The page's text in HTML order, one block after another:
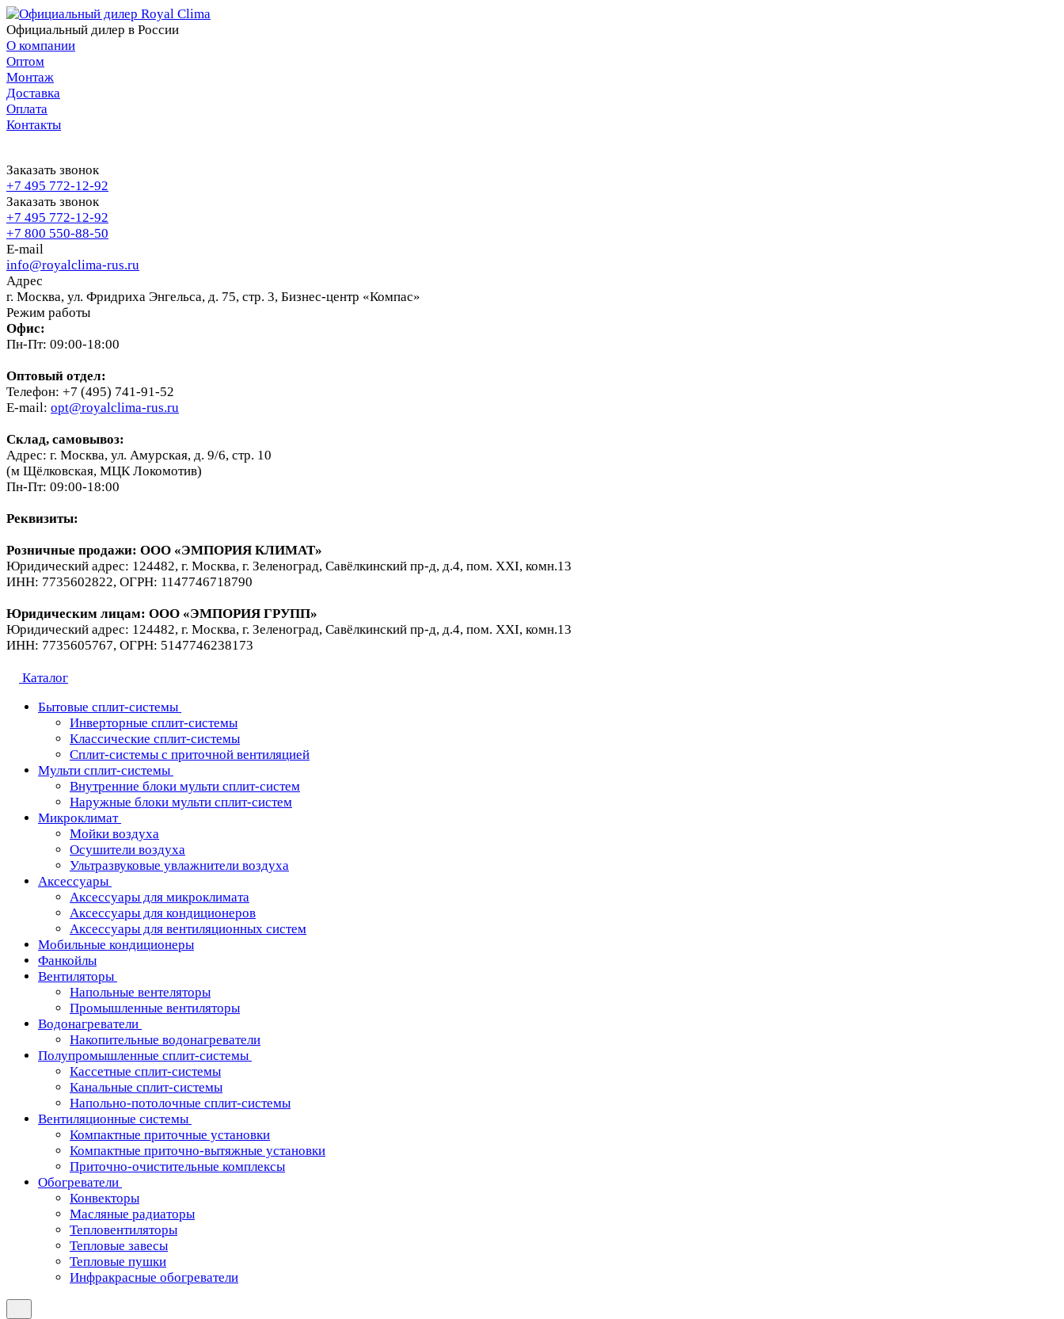
Официальный дилер в России
О компании
Оптом
Монтаж
Доставка
Оплата
Контакты
Заказать звонок
+7 495 772-12-92
Заказать звонок
+7 495 772-12-92
+7 800 550-88-50
E-mail
info@royalclima-rus.ru
Адрес
г. Москва, ул. Фридриха Энгельса, д. 75, стр. 3, Бизнес-центр «Компас»
Режим работы
Офис:
Пн-Пт: 09:00-18:00
Оптовый отдел:
Телефон: +7 (495) 741-91-52
E-mail: opt@royalclima-rus.ru
Склад, самовывоз:
Адрес: г. Москва, ул. Амурская, д. 9/6, стр. 10
(м Щёлковская, МЦК Локомотив)
Пн-Пт: 09:00-18:00
Реквизиты:
Розничные продажи: ООО «ЭМПОРИЯ КЛИМАТ»
Юридический адрес: 124482, г. Москва, г. Зеленоград, Савёлкинский пр-д, д.4, пом. XXI, комн.13
ИНН: 7735602822, ОГРН: 1147746718790
Юридическим лицам: ООО «ЭМПОРИЯ ГРУПП»
Юридический адрес: 124482, г. Москва, г. Зеленоград, Савёлкинский пр-д, д.4, пом. XXI, комн.13
ИНН: 7735605767, ОГРН: 5147746238173
Каталог
Бытовые сплит-системы
Инверторные сплит-системы
Классические сплит-системы
Сплит-системы с приточной вентиляцией
Мульти сплит-системы
Внутренние блоки мульти сплит-систем
Наружные блоки мульти сплит-систем
Микроклимат
Мойки воздуха
Осушители воздуха
Ультразвуковые увлажнители воздуха
Аксессуары
Аксессуары для микроклимата
Аксессуары для кондиционеров
Аксессуары для вентиляционных систем
Мобильные кондиционеры
Фанкойлы
Вентиляторы
Напольные вентеляторы
Промышленные вентиляторы
Водонагреватели
Накопительные водонагреватели
Полупромышленные сплит-системы
Кассетные сплит-системы
Канальные сплит-системы
Напольно-потолочные сплит-системы
Вентиляционные системы
Компактные приточные установки
Компактные приточно-вытяжные установки
Приточно-очистительные комплексы
Обогреватели
Конвекторы
Масляные радиаторы
Тепловентиляторы
Тепловые завесы
Тепловые пушки
Инфракрасные обогреватели